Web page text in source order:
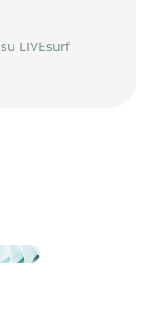
LIVEsurf